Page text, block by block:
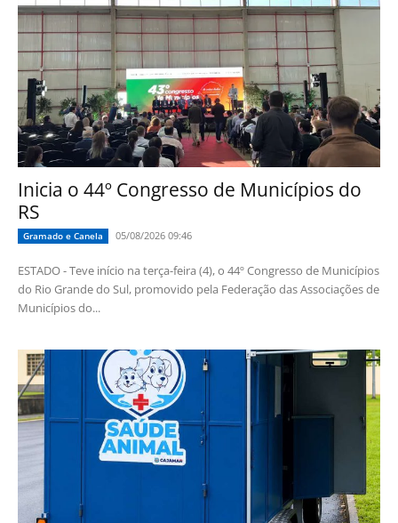
Inicia o 44º Congresso de Municípios do
RS
Gramado e Canela 05/08/2026 09:46
ESTADO - Teve início na terça-feira (4), o 44º Congresso de Municípios
do Rio Grande do Sul, promovido pela Federação das Associações de
Municípios do...